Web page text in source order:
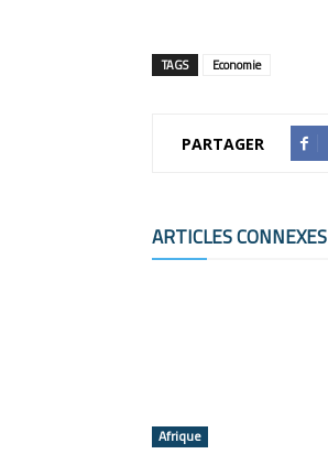
TAGS Economie
PARTAGER
ARTICLES CONNEXES
Afrique